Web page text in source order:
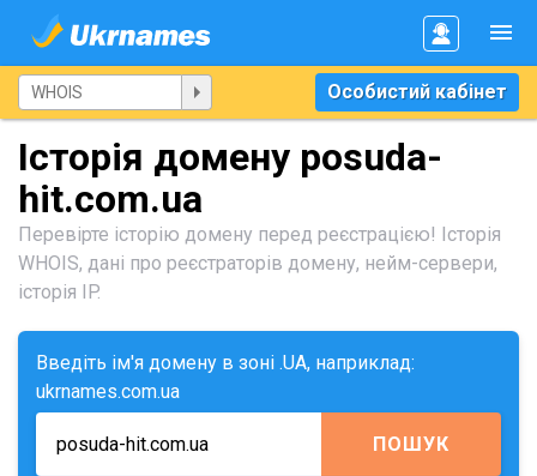
Особистий кабінет
Історія домену posuda-
hit.com.ua
Перевірте історію домену перед реєстрацією! Історія
WHOIS, дані про реєстраторів домену, нейм-сервери,
історія IP.
Введіть ім'я домену в зоні .UA, наприклад:
ukrnames.com.ua
ПОШУК